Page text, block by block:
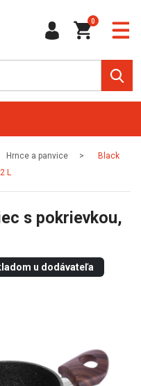
0
Hrnce a panvice
Black
L
s pokrievkou,
u dodávateľa